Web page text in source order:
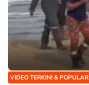
VIDEO TERKINI & POPULAR